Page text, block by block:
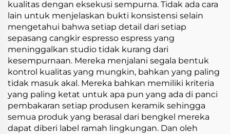
kualitas dengan eksekusi sempurna. Tidak ada cara
lain untuk menjelaskan bukti konsistensi selain
mengetahui bahwa setiap detail dari setiap
sepasang cangkir espresso espress yang
meninggalkan studio tidak kurang dari
kesempurnaan. Mereka menjalani segala bentuk
kontrol kualitas yang mungkin, bahkan yang paling
tidak masuk akal. Mereka bahkan memiliki kriteria
yang paling ketat untuk apa pun yang ada di panci
pembakaran setiap produsen keramik sehingga
semua produk yang berasal dari bengkel mereka
dapat diberi label ramah lingkungan. Dan oleh